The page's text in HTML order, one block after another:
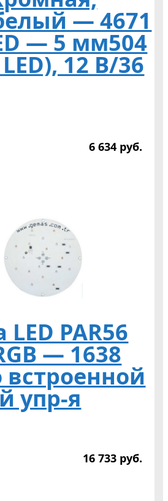
— 4671
— 5 мм504
12 В/36
6 634 руб.
PAR56
— 1638
встроенной
упр-я
16 733 руб.